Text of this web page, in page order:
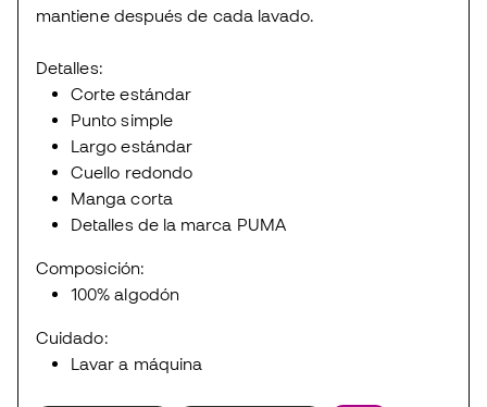
mantiene después de cada lavado.
Detalles:
Corte estándar
Punto simple
Largo estándar
Cuello redondo
Manga corta
Detalles de la marca PUMA
Composición:
100% algodón
Cuidado:
Lavar a máquina